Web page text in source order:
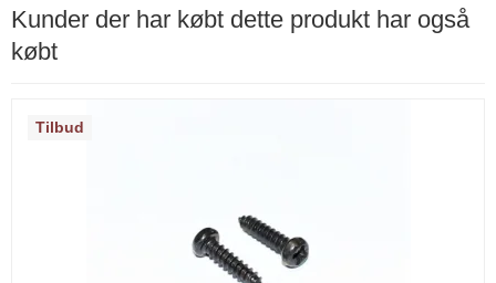
Kunder der har købt dette produkt har også
købt
Tilbud